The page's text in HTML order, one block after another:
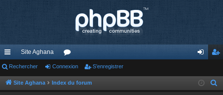
cc
ès
Site Aghana
or
u ne nr
Rechercher Connexion S’enregistrer
Site Aghana Index du forum